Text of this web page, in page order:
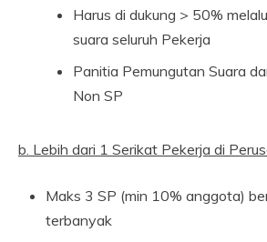
Harus di dukung > 50%
suara seluruh Pekerja
Panitia Pemungutan Suara
Non SP
b. Lebih dari 1 Serikat Pekerja di
Maks 3 SP (min 10% anggota)
terbanyak